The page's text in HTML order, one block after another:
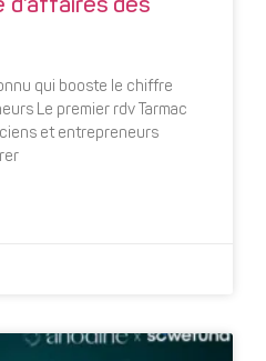
des
qui booste le chiffre
Le premier rdv Tarmac
et entrepreneurs